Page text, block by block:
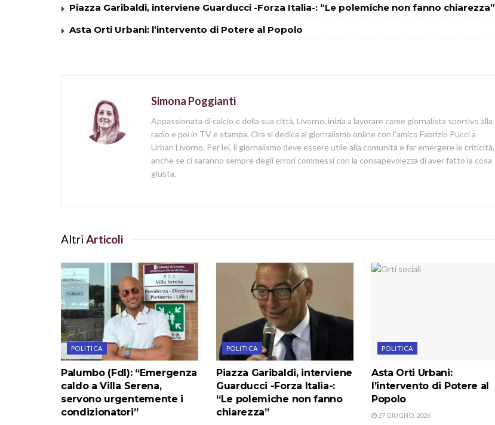
Piazza Garibaldi, interviene Guarducci -Forza Italia-: “Le polemiche non fanno chiarezza”
Asta Orti Urbani: l’intervento di Potere al Popolo
Simona Poggianti
Appassionata di calcio e della sua città, Livorno, inizia a lavorare come giornalista sportivo alla
radio e poi in TV e stampa. Ora si dedica al giornalismo online con l'amico Fabrizio Pucci a
Urban Livorno. Per lei, il giornalismo deve essere utile alla comunità e far emergere le criticità,
anche se ci saranno sempre degli errori commessi con la consapevolezza di aver fatto la cosa
giusta.
Altri Articoli
POLITICA
Palumbo (FdI): “Emergenza
caldo a Villa Serena,
servono urgentemente i
condizionatori”
POLITICA
Piazza Garibaldi, interviene
Guarducci -Forza Italia-:
“Le polemiche non fanno
chiarezza”
POLITICA
Asta Orti Urbani:
l’intervento di Potere al
Popolo
27 GIUGNO, 2026